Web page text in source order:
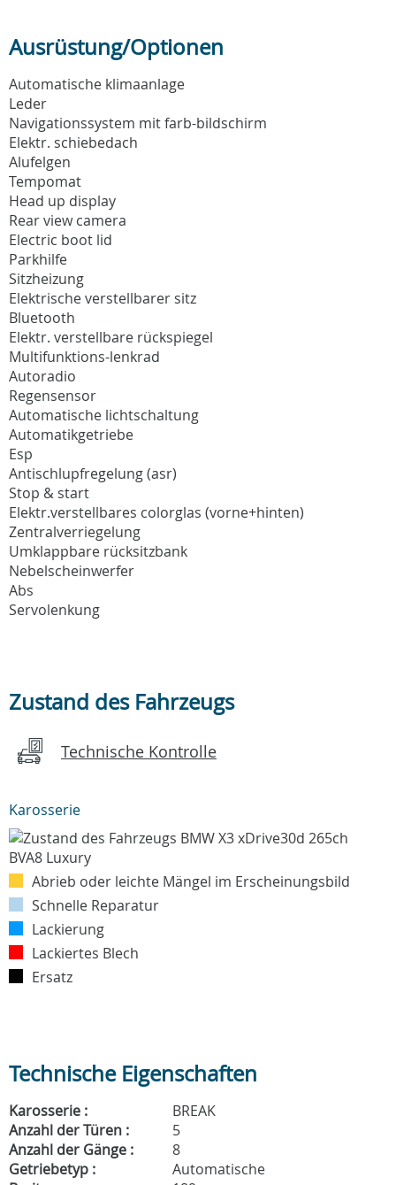
Ausrüstung/Optionen
Automatische klimaanlage
Leder
Navigationssystem mit farb-bildschirm
Elektr. schiebedach
Alufelgen
Tempomat
Head up display
Rear view camera
Electric boot lid
Parkhilfe
Sitzheizung
Elektrische verstellbarer sitz
Bluetooth
Elektr. verstellbare rückspiegel
Multifunktions-lenkrad
Autoradio
Regensensor
Automatische lichtschaltung
Automatikgetriebe
Esp
Antischlupfregelung (asr)
Stop & start
Elektr.verstellbares colorglas (vorne+hinten)
Zentralverriegelung
Umklappbare rücksitzbank
Nebelscheinwerfer
Abs
Servolenkung
Zustand des Fahrzeugs
Technische Kontrolle
Karosserie
Abrieb oder leichte Mängel im Erscheinungsbild
Schnelle Reparatur
Lackierung
Lackiertes Blech
Ersatz
Technische Eigenschaften
Karosserie :
BREAK
Anzahl der Türen :
5
Anzahl der Gänge :
8
Getriebetyp :
Automatische